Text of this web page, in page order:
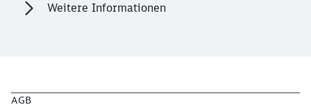
Weitere Informationen
AGB